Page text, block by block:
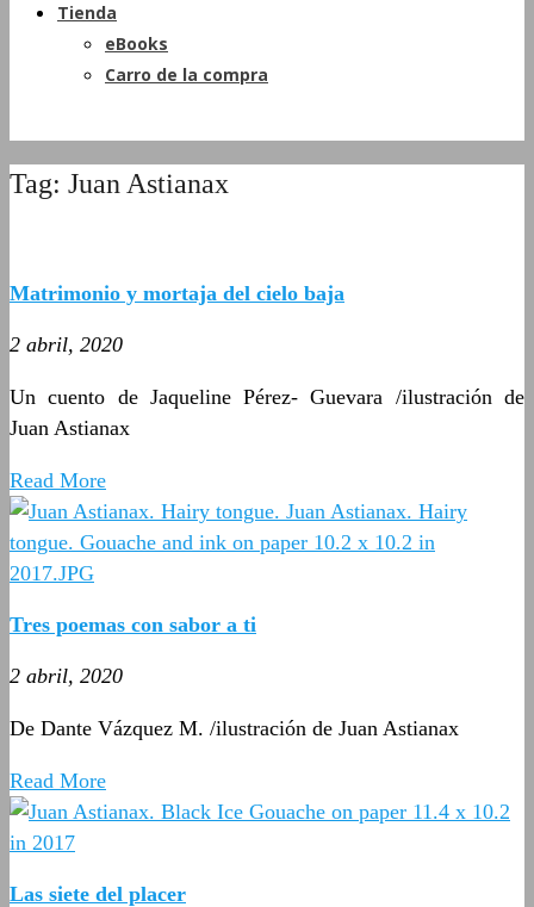
Tienda
eBooks
Carro de la compra
Tag: Juan Astianax
Matrimonio y mortaja del cielo baja
2 abril, 2020
Un cuento de Jaqueline Pérez- Guevara /ilustración de
Juan Astianax
Read More
Tres poemas con sabor a ti
2 abril, 2020
De Dante Vázquez M. /ilustración de Juan Astianax
Read More
Las siete del placer